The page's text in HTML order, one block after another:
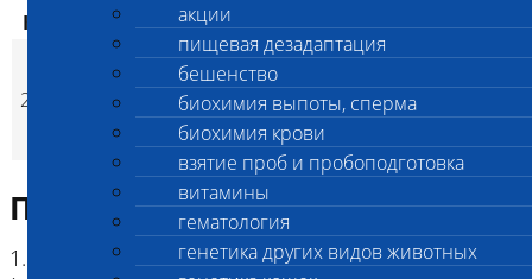
акции
пищевая дезадаптация
бешенство
биохимия выпоты, сперма
биохимия крови
взятие проб и пробоподготовка
витамины
гематология
генетика других видов животных
Код Наименование услуг Цена, руб.
2539
Генетический
комплекс длина
шерсти самоеда (L1,
6 300p (Время
Подготовка к исследованию
1. Кровь (2 мл) в пробирке с антикоагулянтом.